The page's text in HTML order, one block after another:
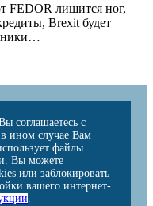
FEDOR лишится ног,
Brexit будет
соглашаетесь с
, в ином случае Вам
файлы
Вы можете
или заблокировать
вашего интернет-